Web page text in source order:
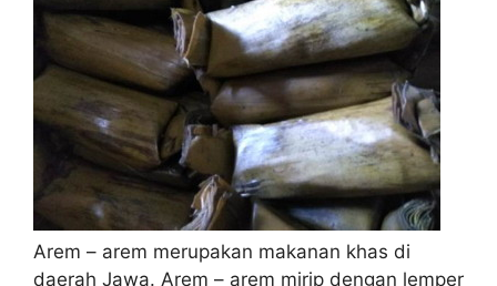
Arem – arem merupakan makanan khas di
daerah Jawa. Arem – arem mirip dengan lemper